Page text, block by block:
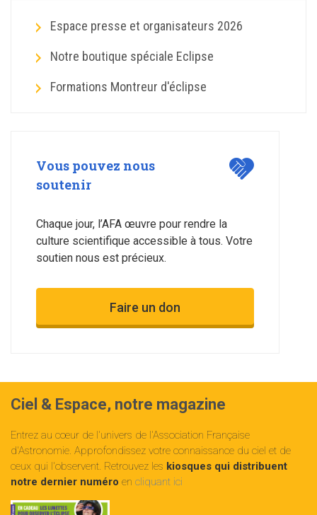
Espace presse et organisateurs 2026
Notre boutique spéciale Eclipse
Formations Montreur d'éclipse
Vous pouvez nous
soutenir
Chaque jour, l’AFA œuvre pour rendre la
culture scientifique accessible à tous. Votre
soutien nous est précieux.
Faire un don
Ciel & Espace, notre magazine
Entrez au cœur de l'univers de l'Association Française
d'Astronomie. Approfondissez votre connaissance du ciel et de
ceux qui l'observent. Retrouvez les kiosques qui distribuent
notre dernier numéro en cliquant ici